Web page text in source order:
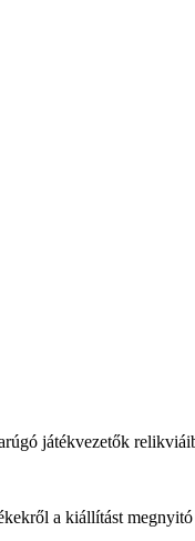
játékvezetők
a kiállítást